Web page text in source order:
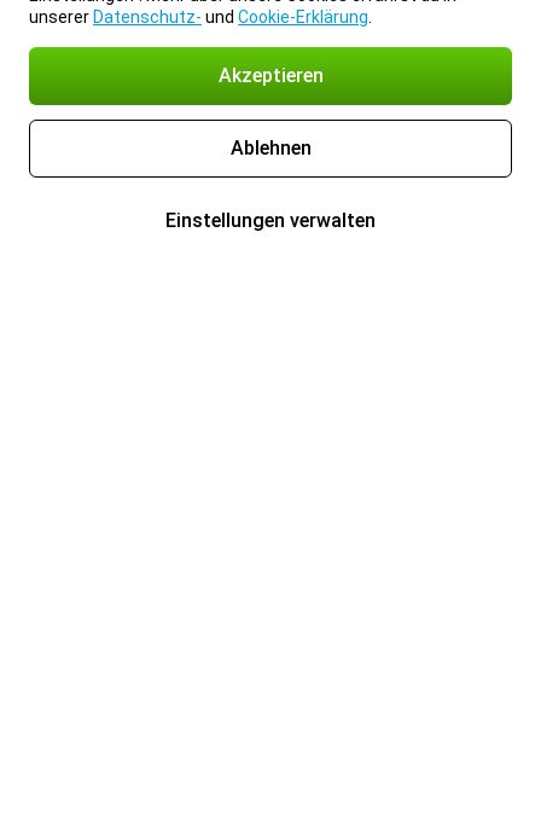
unserer Datenschutz- und Cookie-Erklärung
Akzeptieren
Ablehnen
Einstellungen verwalten